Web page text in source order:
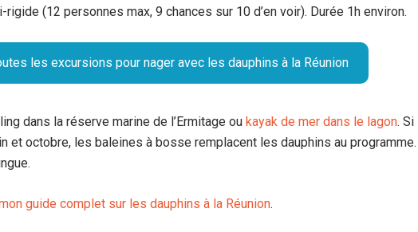
(12 personnes max, 9 chances sur 10 d’en voir). Durée 1h environ.
les excursions pour nager avec les dauphins à la Réunion
dans la réserve marine de l’Ermitage ou kayak de mer dans le lagon. Si
et octobre, les baleines à bosse remplacent les dauphins au programme.
guide complet sur les dauphins à la Réunion.